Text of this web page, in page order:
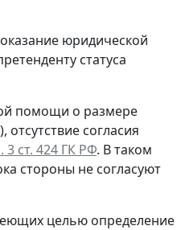
юридической
статуса
помощи о размере
), отсутствие согласия
3 ст. 424 ГК РФ. В таком
стороны не согласуют
целью определение